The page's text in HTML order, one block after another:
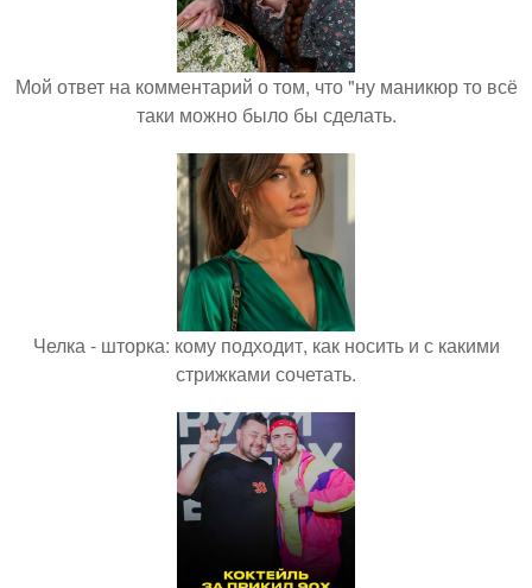
Мой ответ на комментарий о том, что "ну маникюр то всё
таки можно было бы сделать.
Челка - шторка: кому подходит, как носить и с какими
стрижками сочетать.